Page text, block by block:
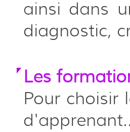
ainsi dans
diagnostic,
Les
Pour choisir